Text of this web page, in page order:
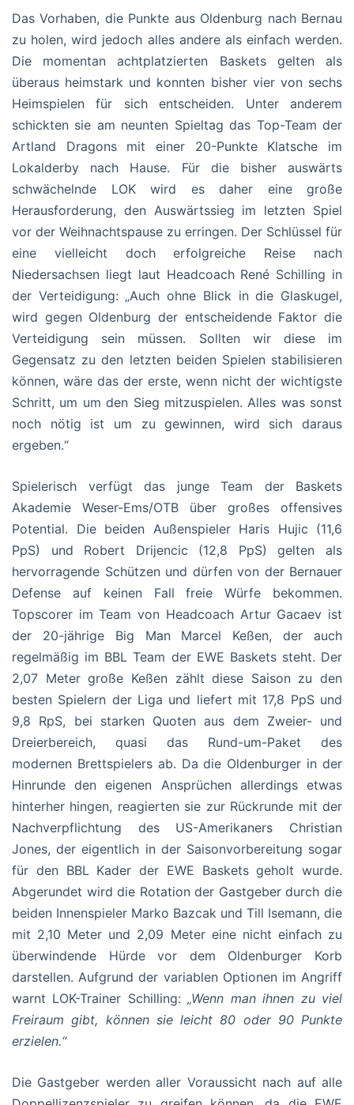
Das Vorhaben, die Punkte aus Oldenburg nach Bernau
zu holen, wird jedoch alles andere als einfach werden.
Die momentan achtplatzierten Baskets gelten als
überaus heimstark und konnten bisher vier von sechs
Heimspielen für sich entscheiden. Unter anderem
schickten sie am neunten Spieltag das Top-Team der
Artland Dragons mit einer 20-Punkte Klatsche im
Lokalderby nach Hause. Für die bisher auswärts
schwächelnde LOK wird es daher eine große
Herausforderung, den Auswärtssieg im letzten Spiel
vor der Weihnachtspause zu erringen. Der Schlüssel für
eine vielleicht doch erfolgreiche Reise nach
Niedersachsen liegt laut Headcoach René Schilling in
der Verteidigung: „Auch ohne Blick in die Glaskugel,
wird gegen Oldenburg der entscheidende Faktor die
Verteidigung sein müssen. Sollten wir diese im
Gegensatz zu den letzten beiden Spielen stabilisieren
können, wäre das der erste, wenn nicht der wichtigste
Schritt, um um den Sieg mitzuspielen. Alles was sonst
noch nötig ist um zu gewinnen, wird sich daraus
ergeben.“
Spielerisch verfügt das junge Team der Baskets
Akademie Weser-Ems/OTB über großes offensives
Potential. Die beiden Außenspieler Haris Hujic (11,6
PpS) und Robert Drijencic (12,8 PpS) gelten als
hervorragende Schützen und dürfen von der Bernauer
Defense auf keinen Fall freie Würfe bekommen.
Topscorer im Team von Headcoach Artur Gacaev ist
der 20-jährige Big Man Marcel Keßen, der auch
regelmäßig im BBL Team der EWE Baskets steht. Der
2,07 Meter große Keßen zählt diese Saison zu den
besten Spielern der Liga und liefert mit 17,8 PpS und
9,8 RpS, bei starken Quoten aus dem Zweier- und
Dreierbereich, quasi das Rund-um-Paket des
modernen Brettspielers ab. Da die Oldenburger in der
Hinrunde den eigenen Ansprüchen allerdings etwas
hinterher hingen, reagierten sie zur Rückrunde mit der
Nachverpflichtung des US-Amerikaners Christian
Jones, der eigentlich in der Saisonvorbereitung sogar
für den BBL Kader der EWE Baskets geholt wurde.
Abgerundet wird die Rotation der Gastgeber durch die
beiden Innenspieler Marko Bazcak und Till Isemann, die
mit 2,10 Meter und 2,09 Meter eine nicht einfach zu
überwindende Hürde vor dem Oldenburger Korb
darstellen. Aufgrund der variablen Optionen im Angriff
warnt LOK-Trainer Schilling:„Wenn man ihnen zu viel
Freiraum gibt, können sie leicht 80 oder 90 Punkte
erzielen.“
Die Gastgeber werden aller Voraussicht nach auf alle